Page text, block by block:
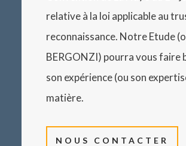
relative à la loi applicable au
reconnaissance. Notre Etude
BERGONZI) pourra vous faire
son expérience (ou son
matière.
NOUS CONTACTER